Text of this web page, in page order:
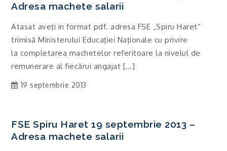
Adresa machete salarii
Atasat aveţi in format pdf. adresa FSE „Spiru Haret”
trimisă Ministerului Educaţiei Naţionale cu privire
la completarea machetelor referitoare la nivelul de
remunerare al fiecărui angajat […]
19 septembrie 2013
FSE Spiru Haret 19 septembrie 2013 –
Adresa machete salarii